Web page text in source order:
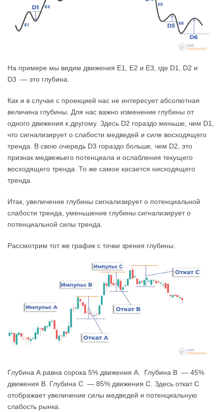
На примере мы видим движения Е1, Е2 и Е3, где D1, D2 и
D3 — это глубина.
Как и в случае с проекцией нас не интересует абсолютная
величина глубины. Для нас важно изменение глубины от
одного движения к другому. Здесь D2 гораздо меньше, чем D1,
что сигнализирует о слабости медведей и силе восходящего
тренда. В свою очередь D3 гораздо больше, чем D2, это
признак медвежьего потенциала и ослабления текущего
восходящего тренда. То же самое касается нисходящего
тренда.
Итак, увеличение глубины сигнализирует о потенциальной
слабости тренда, уменьшение глубины сигнализирует о
потенциальной силы тренда.
Рассмотрим тот же график с точки зрения глубины.
Глубина А равна сорока 5% движения А. Глубина В — 45%
движения В. Глубина С — 85% движения С. Здесь откат С
отображает увеличение силы медведей и потенциальную
слабость рынка.